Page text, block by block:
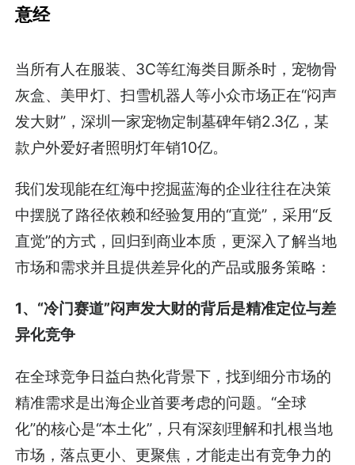
意经
当所有人在服装、3C等红海类目厮杀时，宠物骨
灰盒、美甲灯、扫雪机器人等小众市场正在“闷声
发大财”，深圳一家宠物定制墓碑年销2.3亿，某
款户外爱好者照明灯年销10亿。
我们发现能在红海中挖掘蓝海的企业往往在决策
中摆脱了路径依赖和经验复用的“直觉”，采用“反
直觉”的方式，回归到商业本质，更深入了解当地
市场和需求并且提供差异化的产品或服务策略：
1、“冷门赛道”闷声发大财的背后是精准定位与差
异化竞争
在全球竞争日益白热化背景下，找到细分市场的
精准需求是出海企业首要考虑的问题。“全球
化”的核心是“本土化”，只有深刻理解和扎根当地
市场，落点更小、更聚焦，才能走出有竞争力的